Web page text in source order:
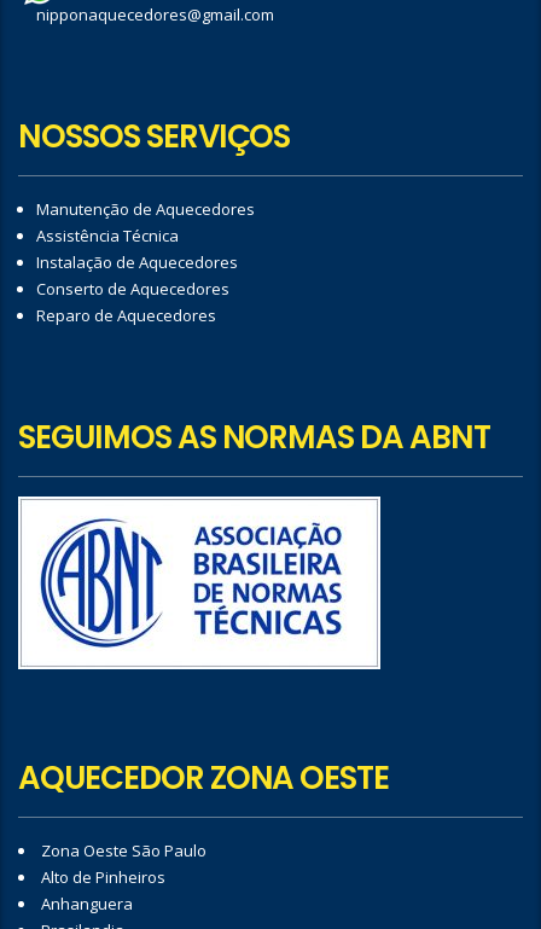
nipponaquecedores@gmail.com
NOSSOS SERVIÇOS
Manutenção de Aquecedores
Assistência Técnica
Instalação de Aquecedores
Conserto de Aquecedores
Reparo de Aquecedores
SEGUIMOS AS NORMAS DA ABNT
AQUECEDOR ZONA OESTE
Zona Oeste São Paulo
Alto de Pinheiros
Anhanguera